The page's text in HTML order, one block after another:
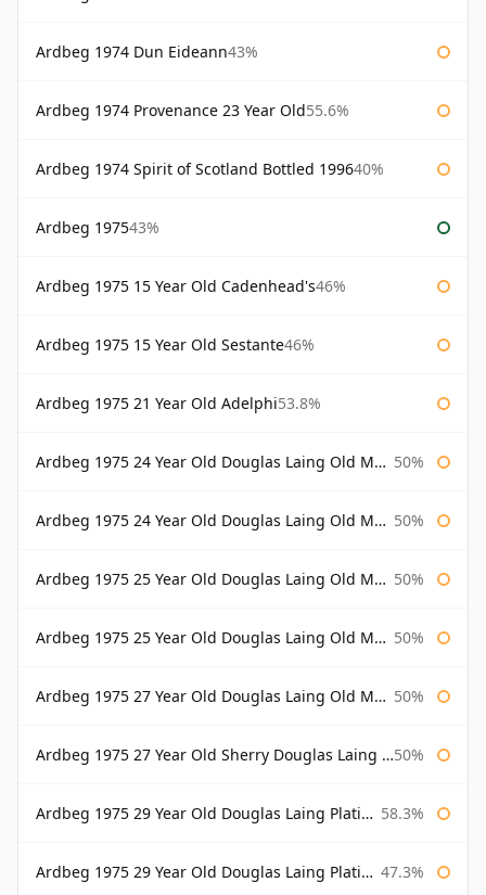
Ardbeg 1974 Dun Eideann43%
Ardbeg 1974 Provenance 23 Year Old55.6%
Ardbeg 1974 Spirit of Scotland Bottled 199640%
Ardbeg 197543%
Ardbeg 1975 15 Year Old Cadenhead's46%
Ardbeg 1975 15 Year Old Sestante46%
Ardbeg 1975 21 Year Old Adelphi53.8%
Ardbeg 1975 24 Year Old Douglas Laing Old Malt Cask 50%
Ardbeg 1975 24 Year Old Douglas Laing Old Malt Cask Bottled 2000 50%
Ardbeg 1975 25 Year Old Douglas Laing Old Malt Cask 50%
Ardbeg 1975 25 Year Old Douglas Laing Old Malt Cask Bottled 2001 50%
Ardbeg 1975 27 Year Old Douglas Laing Old Malt Cask 50%
Ardbeg 1975 27 Year Old Sherry Douglas Laing Old Malt Cask 50%
Ardbeg 1975 29 Year Old Douglas Laing Platinum Selection 58.3%
Ardbeg 1975 29 Year Old Douglas Laing Platinum Selection Bottled 2004 47.3%